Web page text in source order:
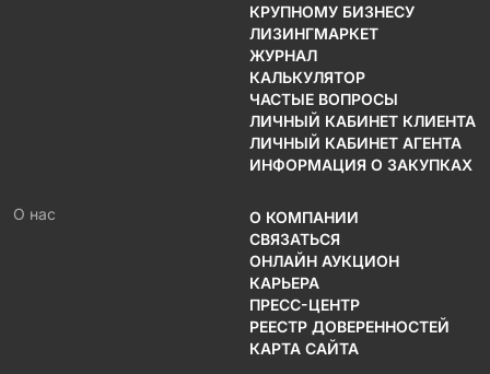
КРУПНОМУ БИЗНЕСУ
ЛИЗИНГМАРКЕТ
ЖУРНАЛ
КАЛЬКУЛЯТОР
ЧАСТЫЕ ВОПРОСЫ
ЛИЧНЫЙ КАБИНЕТ КЛИЕНТА
ЛИЧНЫЙ КАБИНЕТ АГЕНТА
ИНФОРМАЦИЯ О ЗАКУПКАХ
О нас
О КОМПАНИИ
СВЯЗАТЬСЯ
ОНЛАЙН АУКЦИОН
КАРЬЕРА
ПРЕСС-ЦЕНТР
РЕЕСТР ДОВЕРЕННОСТЕЙ
КАРТА САЙТА